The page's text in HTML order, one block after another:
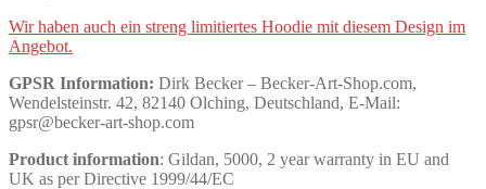
Wir haben auch ein streng limitiertes Hoodie mit diesem Design im
Angebot.
GPSR Information: Dirk Becker – Becker-Art-Shop.com,
Wendelsteinstr. 42, 82140 Olching, Deutschland, E-Mail:
gpsr@becker-art-shop.com
Product information: Gildan, 5000, 2 year warranty in EU and
UK as per Directive 1999/44/EC